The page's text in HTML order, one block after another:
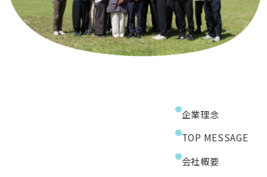
企業理念
TOP MESSAGE
会社概要